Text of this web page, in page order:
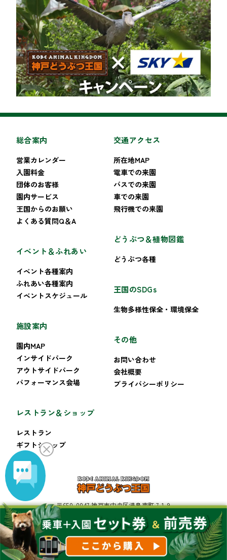
総合案内
営業カレンダー
入園料金
団体のお客様
園内サービス
王国からのお願い
よくある質問Q＆A
イベント＆ふれあい
イベント各種案内
ふれあい各種案内
イベントスケジュール
施設案内
園内MAP
インサイドパーク
アウトサイドパーク
パフォーマンス会場
レストラン＆ショップ
レストラン
ギフトショップ
交通アクセス
所在地MAP
電車での来園
バスでの来園
車での来園
飛行機での来園
どうぶつ＆植物図鑑
どうぶつ各種
王国のSDGs
生物多様性保全・環境保全
その他
お問い合わせ
会社概要
プライバシーポリシー
〒650-0047 神戸市中央区港島南町 7-1-9
Copyright KOBE-ANIMAL KINGDOM All Rights Reserved.